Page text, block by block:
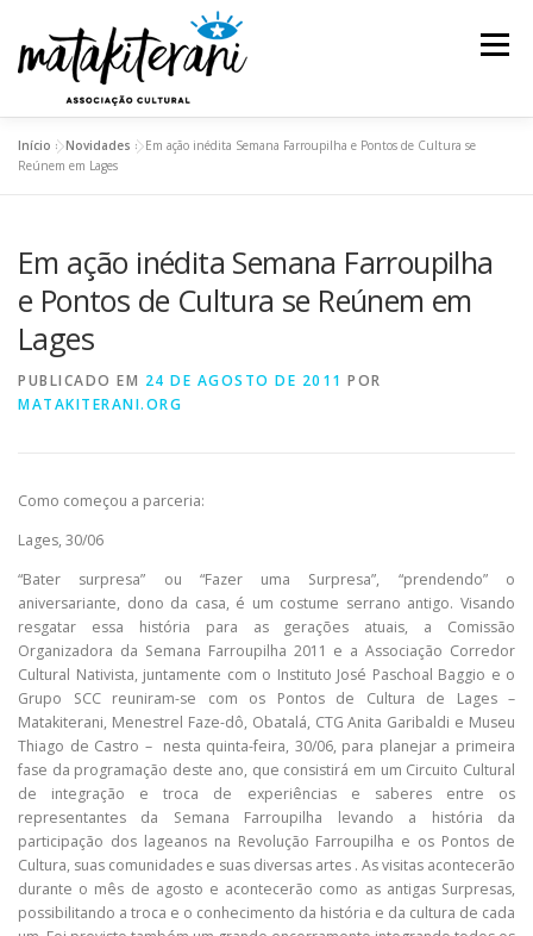
Menu
INSTITUCIONAL
ESPETÁCULOS REDE DE SABEDORIA
TRANSPARÊNCIA
Início »Novidades »Em ação inédita Semana Farroupilha e Pontos de Cultura se
Reúnem em Lages
Em ação inédita Semana Farroupilha
e Pontos de Cultura se Reúnem em
Lages
PUBLICADO EM 24 DE AGOSTO DE 2011 POR
MATAKITERANI.ORG
Como começou a parceria:
Lages, 30/06
“Bater surpresa” ou “Fazer uma Surpresa”, “prendendo” o
aniversariante, dono da casa, é um costume serrano antigo. Visando
resgatar essa história para as gerações atuais, a Comissão
Organizadora da Semana Farroupilha 2011 e a Associação Corredor
Cultural Nativista, juntamente com o Instituto José Paschoal Baggio e o
Grupo SCC reuniram-se com os Pontos de Cultura de Lages –
Matakiterani, Menestrel Faze-dô, Obatalá, CTG Anita Garibaldi e Museu
Thiago de Castro – nesta quinta-feira, 30/06, para planejar a primeira
fase da programação deste ano, que consistirá em um Circuito Cultural
de integração e troca de experiências e saberes entre os
representantes da Semana Farroupilha levando a história da
participação dos lageanos na Revolução Farroupilha e os Pontos de
Cultura, suas comunidades e suas diversas artes . As visitas acontecerão
durante o mês de agosto e acontecerão como as antigas Surpresas,
possibilitando a troca e o conhecimento da história e da cultura de cada